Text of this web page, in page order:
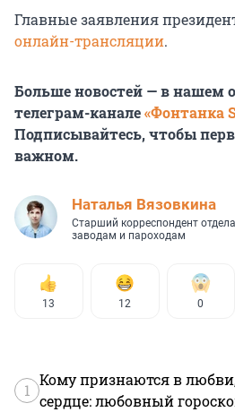
Главные заявления
онлайн-трансляции.
Больше новостей — в нашем
телеграм-канале«Фонтанка
Подписывайтесь, чтобы
важном.
Наталья Вязовкина
Старший корреспондент
заводам и пароходам
13 12 0
1
Кому признаются в
сердце: любовный